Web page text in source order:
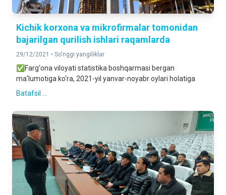
Kichik korxona va mikrofirmalar tomonidan
bajarilgan qurilish ishlari raqamlarda
29/12/2021 • So'nggi yangiliklar
✅Farg‘ona viloyati statistika boshqarmasi bergan
ma’lumotiga ko‘ra, 2021-yil yanvar-noyabr oylari holatiga
Batafsil ...